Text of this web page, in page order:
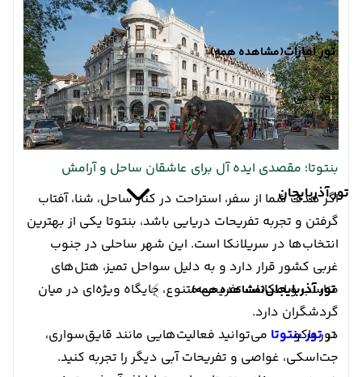
تور امارات(مشاهده همه)
تور دبی
تور آذربایجان
تور آذربایجان(مشاهده همه)
تور باکو
بنتوتا؛ مقصدی ایده آل برای عاشقان ساحل و آرامش
اگر هدف شما از سفر، استراحت در کنار ساحل، شنا، آفتاب
گرفتن و تجربه تفریحات دریایی باشد، بنتوتا یکی از بهترین
انتخاب‌ها در سریلانکا است. این شهر ساحلی در جنوب
غربی کشور قرار دارد و به دلیل سواحل تمیز، هتل‌های
مناسب و امکانات تفریحی متنوع، جایگاه ویژه‌ای در میان
گردشگران دارد.
درتور بنتوتا می‌توانید فعالیت‌هایی مانند قایق‌سواری،
جت‌اسکی، غواصی و تفریحات آبی دیگر را تجربه کنید.